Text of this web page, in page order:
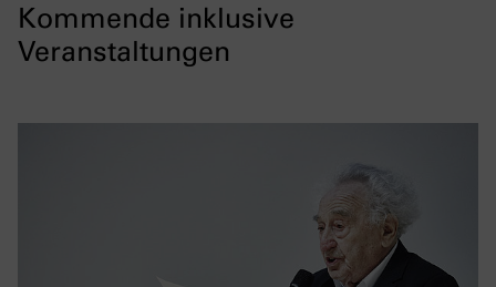
Kommende inklusive
Veranstaltungen